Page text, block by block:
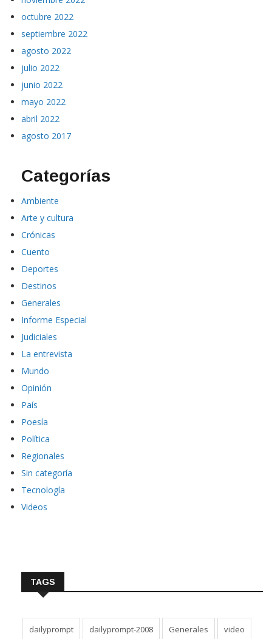
octubre 2022
septiembre 2022
agosto 2022
julio 2022
junio 2022
mayo 2022
abril 2022
agosto 2017
Categorías
Ambiente
Arte y cultura
Crónicas
Cuento
Deportes
Destinos
Generales
Informe Especial
Judiciales
La entrevista
Mundo
Opinión
País
Poesía
Política
Regionales
Sin categoría
Tecnología
Videos
TAGS
dailyprompt dailyprompt-2008 Generales video